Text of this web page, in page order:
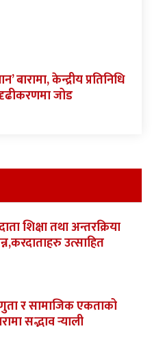
बारामा, केन्द्रीय प्रतिनिधि
जोड
शिक्षा तथा अन्तरक्रिया
उत्साहित
र सामाजिक एकताको
सद्भाव र्‍याली